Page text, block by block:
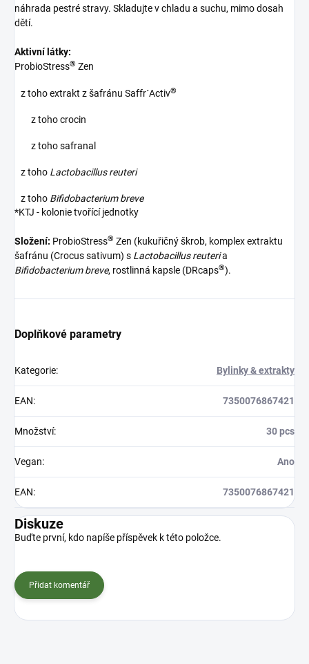
náhrada pestré stravy. Skladujte v chladu a suchu, mimo dosah
dětí.
Aktivní látky:
ProbioStress® Zen
z toho extrakt z šafránu Saffr´Activ®
z toho crocin
z toho safranal
z toho Lactobacillus reuteri
z toho Bifidobacterium breve
*KTJ - kolonie tvořící jednotky
Složení: ProbioStress® Zen (kukuřičný škrob, komplex extraktu
šafránu (Crocus sativum) s Lactobacillus reuteria
Bifidobacterium breve, rostlinná kapsle (DRcaps®).
Doplňkové parametry
Kategorie: Bylinky & extrakty
EAN: 7350076867421
Množství: 30 pcs
Vegan: Ano
EAN: 7350076867421
Diskuze
Buďte první, kdo napíše příspěvek k této položce.
Přidat komentář